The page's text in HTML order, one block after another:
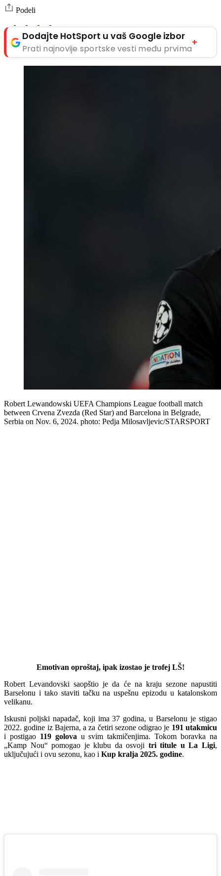
Podeli
Dodajte HotSport u vaš Google izbor
Prati najnovije sportske vesti među prvima
+
Robert Lewandowski UEFA Champions League football match
between Crvena Zvezda (Red Star) and Barcelona in Belgrade,
Serbia on Nov. 6, 2024. photo: Pedja Milosavljevic/STARSPORT
Emotivan oproštaj, ipak izostao je trofej LŠ!
Robert Levandovski saopštio je da će na kraju sezone napustiti
Barselonu i tako staviti tačku na uspešnu epizodu u katalonskom
velikanu.
Iskusni poljski napadač, koji ima 37 godina, u Barselonu je stigao
2022. godine iz Bajerna, a za četiri sezone odigrao je 191 utakmicu
i postigao 119 golova u svim takmičenjima. Tokom boravka na
„Kamp Nou“ pomogao je klubu da osvoji tri titule u La Ligi,
uključujući i ovu sezonu, kao i Kup kralja 2025. godine.